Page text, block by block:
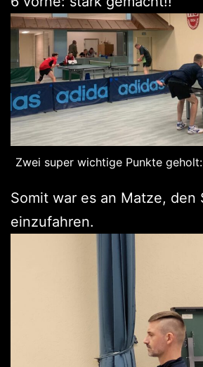
Zwei super wichtige Punkte
Somit war es an Matze, den
einzufahren.